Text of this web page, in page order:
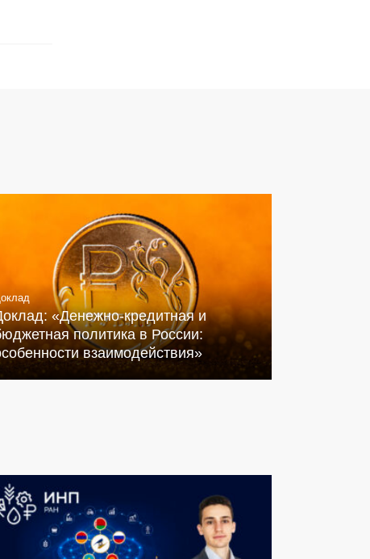
«Денежно-кредитная и
политика в России:
взаимодействия»